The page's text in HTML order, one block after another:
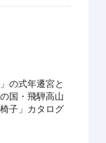
の式年遷宮と
国・飛騨高山
子」カタログ